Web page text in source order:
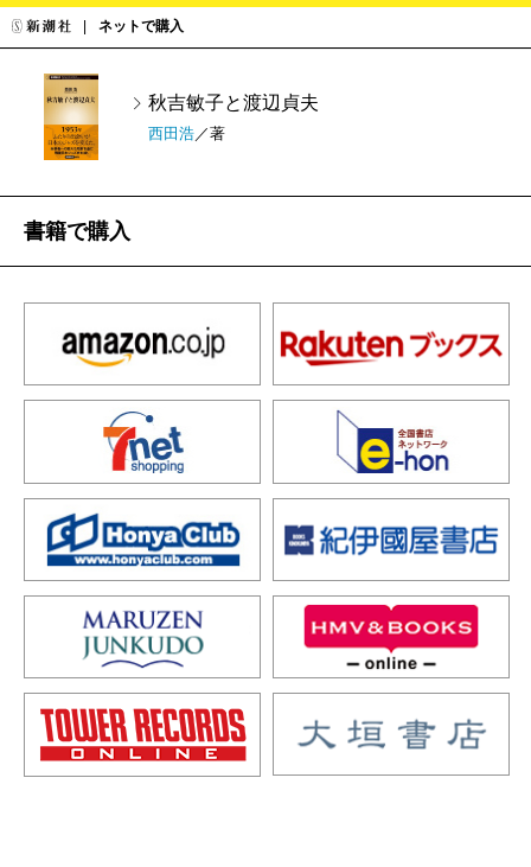
ネットで購入
秋吉敏子と渡辺貞夫
西田浩 ／著
書籍で購入